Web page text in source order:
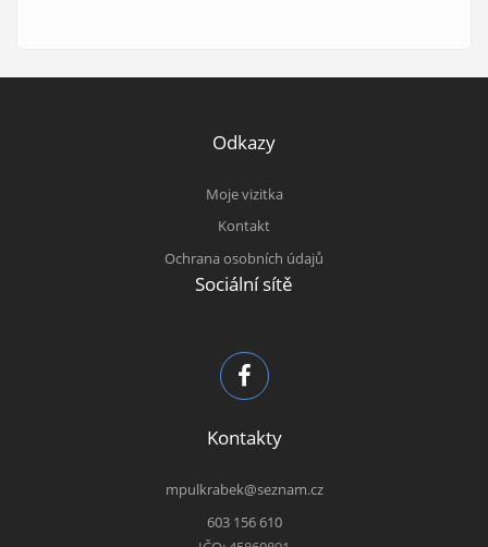
Odkazy
Moje vizitka
Kontakt
Ochrana osobních údajů
Sociální sítě
Kontakty
mpulkrabek@seznam.cz
603 156 610